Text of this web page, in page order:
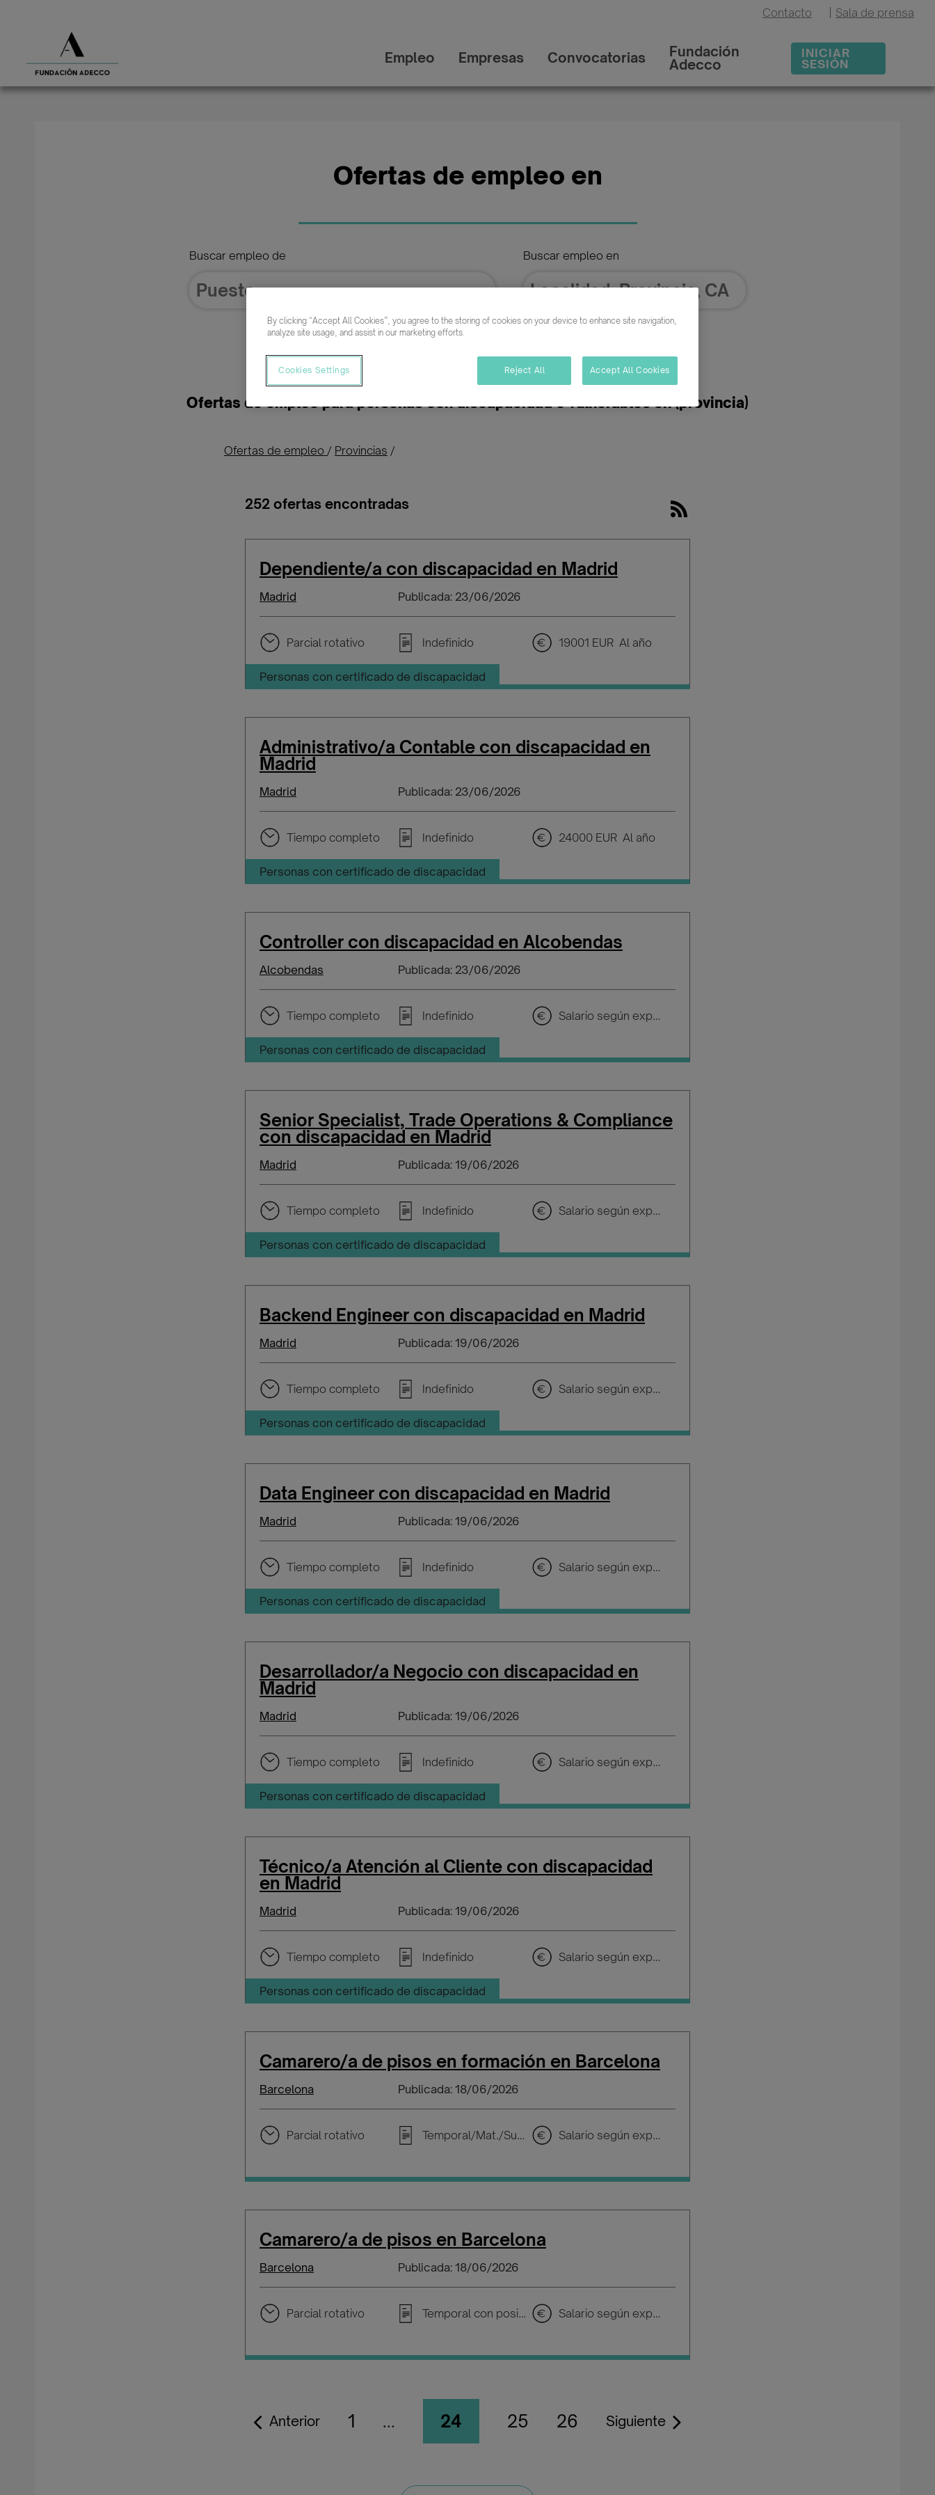
Contacto Sala de prensa
Empleo Empresas Convocatorias Fundación
Adecco
INICIAR
SESIÓN
Ofertas de empleo en
Buscar empleo de Buscar empleo en
Ofertas de empleo para personas con discapacidad o vulnerables en (provincia)
Ofertas de empleo / Provincias /
252 ofertas encontradas
Dependiente/a con discapacidad en Madrid
Madrid Publicada: 23/06/2026
Parcial rotativo Indefinido 19001 EUR Al año
Personas con certificado de discapacidad
Administrativo/a Contable con discapacidad en
Madrid
Madrid Publicada: 23/06/2026
Tiempo completo Indefinido 24000 EUR Al año
Personas con certificado de discapacidad
Controller con discapacidad en Alcobendas
Alcobendas Publicada: 23/06/2026
Tiempo completo Indefinido Salario según experiencia
Personas con certificado de discapacidad
Senior Specialist, Trade Operations & Compliance
con discapacidad en Madrid
Madrid Publicada: 19/06/2026
Tiempo completo Indefinido Salario según experiencia
Personas con certificado de discapacidad
Backend Engineer con discapacidad en Madrid
Madrid Publicada: 19/06/2026
Tiempo completo Indefinido Salario según experiencia
Personas con certificado de discapacidad
Data Engineer con discapacidad en Madrid
Madrid Publicada: 19/06/2026
Tiempo completo Indefinido Salario según experiencia
Personas con certificado de discapacidad
Desarrollador/a Negocio con discapacidad en
Madrid
Madrid Publicada: 19/06/2026
Tiempo completo Indefinido Salario según experiencia
Personas con certificado de discapacidad
Técnico/a Atención al Cliente con discapacidad
en Madrid
Madrid Publicada: 19/06/2026
Tiempo completo Indefinido Salario según experiencia
Personas con certificado de discapacidad
Camarero/a de pisos en formación en Barcelona
Barcelona Publicada: 18/06/2026
Parcial rotativo Temporal/Mat./Sustitución/... Salario según experiencia
Camarero/a de pisos en Barcelona
Barcelona Publicada: 18/06/2026
Parcial rotativo Temporal con posibilidad de incorporarse a plantilla Salario según experiencia
Anterior 1 ... 24 25 26 Siguiente
By clicking “Accept All Cookies”, you agree to the storing of cookies on your device to enhance site navigation,
analyze site usage, and assist in our marketing efforts.
Cookies Settings Reject All Accept All Cookies